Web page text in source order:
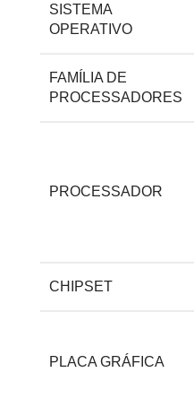
SISTEMA
OPERATIVO
FAMÍLIA DE
PROCESSADORES
PROCESSADOR
CHIPSET
PLACA GRÁFICA